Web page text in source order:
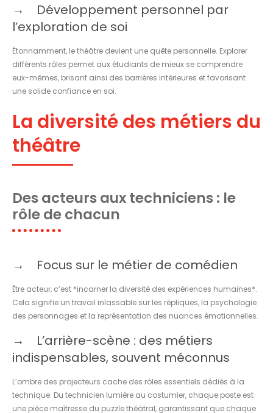
Développement personnel par
l’exploration de soi
Étonnamment, le théâtre devient une quête personnelle. Explorer
différents rôles permet aux étudiants de mieux se comprendre
eux-mêmes, brisant ainsi des barrières intérieures et favorisant
une solide confiance en soi.
La diversité des métiers du
théâtre
Des acteurs aux techniciens : le
rôle de chacun
Focus sur le métier de comédien
Être acteur, c’est *incarner la diversité des expériences humaines*.
Cela signifie un travail inlassable sur les répliques, la psychologie
des personnages et la représentation des nuances émotionnelles.
L’arrière-scène : des métiers
indispensables, souvent méconnus
L’ombre des projecteurs cache des rôles essentiels dédiés à la
technique. Du technicien lumière au costumier, chaque poste est
une pièce maîtresse du puzzle théâtral, garantissant que chaque